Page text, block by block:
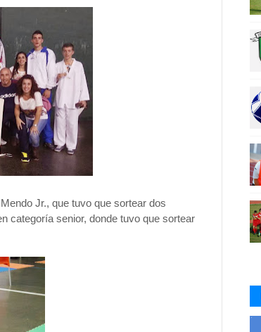
Jr., que tuvo que sortear dos
categoría senior, donde tuvo que sortear